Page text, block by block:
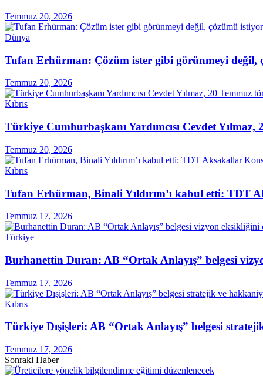
Temmuz 20, 2026
Dünya
Tufan Erhürman: Çözüm ister gibi görünmeyi değil,
Temmuz 20, 2026
Kıbrıs
Türkiye Cumhurbaşkanı Yardımcısı Cevdet
Temmuz 20, 2026
Kıbrıs
Tufan Erhürman, Binali Yıldırım’ı kabul etti: TDT
Temmuz 17, 2026
Türkiye
Burhanettin Duran: AB “Ortak Anlayış” belgesi
Temmuz 17, 2026
Kıbrıs
Türkiye Dışişleri: AB “Ortak Anlayış” belgesi
Temmuz 17, 2026
Sonraki Haber